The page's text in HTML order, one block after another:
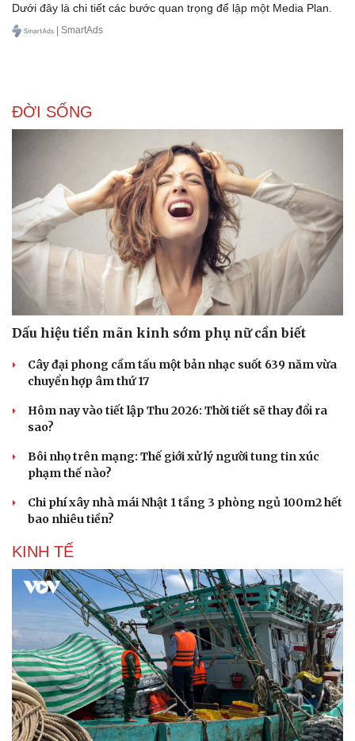
Doanh nghiệp
Thông tin doanh nghiệp
Doanh nghiệp 24h
Doanh nhân
Vì cộng đồng
Công nghệ
Sành điệu
Tin Công nghệ
Trải nghiệm
Chuyển đổi số
Dưới đây là chi tiết các bước quan trọng để lập một Media Plan.
| SmartAds
ĐỜI SỐNG
Dấu hiệu tiền mãn kinh sớm phụ nữ cần biết
Cây đại phong cầm tấu một bản nhạc suốt 639 năm vừa
chuyển hợp âm thứ 17
Hôm nay vào tiết lập Thu 2026: Thời tiết sẽ thay đổi ra
sao?
Bôi nhọ trên mạng: Thế giới xử lý người tung tin xúc
phạm thế nào?
Chi phí xây nhà mái Nhật 1 tầng 3 phòng ngủ 100m2 hết
bao nhiêu tiền?
KINH TẾ